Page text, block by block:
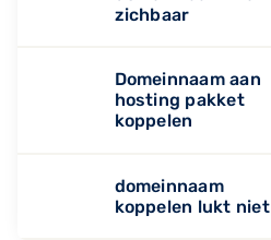
zichbaar
Domeinnaam aan
hosting pakket
koppelen
domeinnaam
koppelen lukt niet